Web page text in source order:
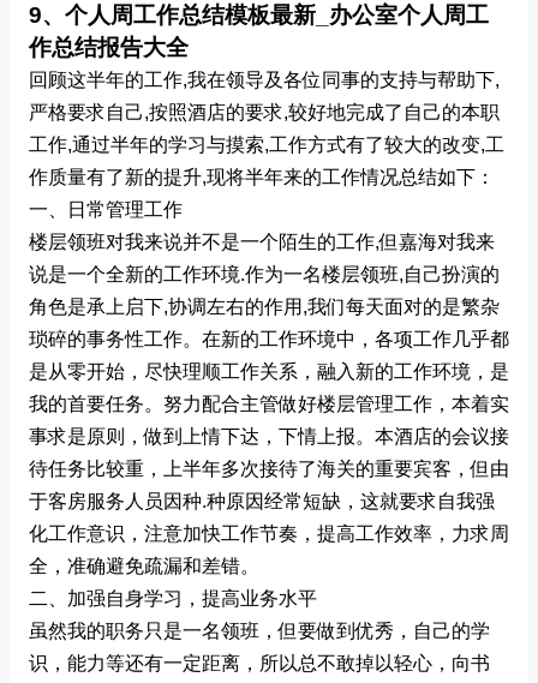
9、个人周工作总结模板最新_办公室个人周工
作总结报告大全
回顾这半年的工作,我在领导及各位同事的支持与帮助下,
严格要求自己,按照酒店的要求,较好地完成了自己的本职
工作,通过半年的学习与摸索,工作方式有了较大的改变,工
作质量有了新的提升,现将半年来的工作情况总结如下：
一、日常管理工作
楼层领班对我来说并不是一个陌生的工作,但嘉海对我来
说是一个全新的工作环境.作为一名楼层领班,自己扮演的
角色是承上启下,协调左右的作用,我们每天面对的是繁杂
琐碎的事务性工作。在新的工作环境中，各项工作几乎都
是从零开始，尽快理顺工作关系，融入新的工作环境，是
我的首要任务。努力配合主管做好楼层管理工作，本着实
事求是原则，做到上情下达，下情上报。本酒店的会议接
待任务比较重，上半年多次接待了海关的重要宾客，但由
于客房服务人员因种.种原因经常短缺，这就要求自我强
化工作意识，注意加快工作节奏，提高工作效率，力求周
全，准确避免疏漏和差错。
二、加强自身学习，提高业务水平
虽然我的职务只是一名领班，但要做到优秀，自己的学
识，能力等还有一定距离，所以总不敢掉以轻心，向书